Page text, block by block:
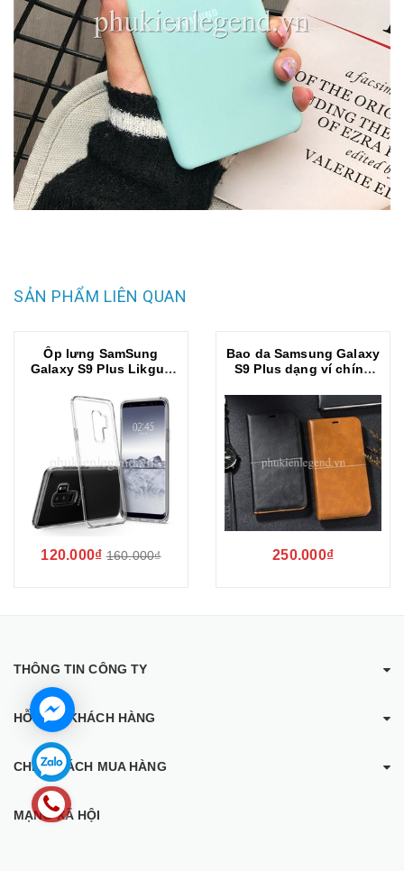
SẢN PHẨM LIÊN QUAN
Ốp lưng SamSung
Galaxy S9 Plus Likgus
120.000₫ 160.000₫
Bao da Samsung Galaxy
S9 Plus dạng ví chính
250.000₫
THÔNG TIN CÔNG TY
HỖ TRỢ KHÁCH HÀNG
CHÍNH SÁCH MUA HÀNG
MẠNG XÃ HỘI